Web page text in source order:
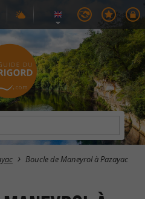
Boucle de Maneyrol à Pazayac